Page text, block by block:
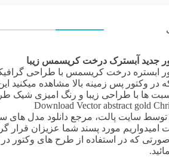
جدید آبسترک درخت کریسمس زیبا
ابستره درخت کریسمس با طراحی
در وکتور پس زمینه بالا مشاهده میکنید
ها با طراحی زیبا و رنگ امیزی شیک
Download Vector abstract gold
توسط سایت پالت، مرجع دانلود مدل های
امیدواریم مورد پسند شما عزیزان قرار